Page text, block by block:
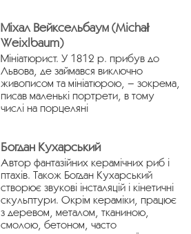
Міхал Вейксельбаум (Michał
Weixlbaum)
Мініатюрист. У 1812 р. прибув до
Львова, де займався виключно
живописом та мініатюрою, – зокрема,
писав маленькі портрети, в тому
числі на порцеляні
Богдан Кухарський
Автор фантазійних керамічних риб і
птахів. Також Богдан Кухарський
створює звукові інсталяцій і кінетичні
скульптури. Окрім кераміки, працює
з деревом, металом, тканиною,
смолою, бетоном, часто